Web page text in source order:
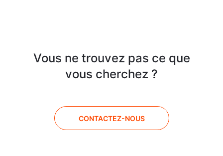
Vous ne trouvez pas ce que
vous cherchez ?
CONTACTEZ-NOUS